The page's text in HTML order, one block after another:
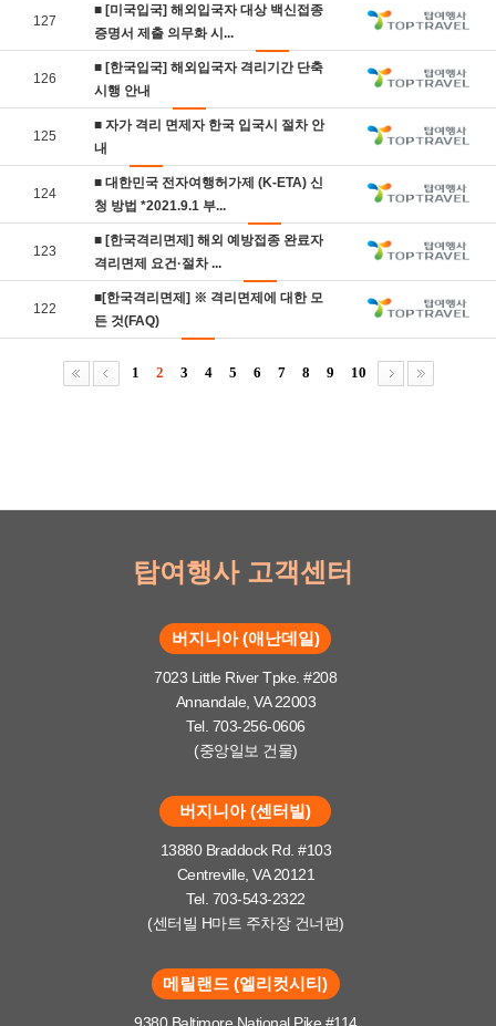
127
■ [미국입국] 해외입국자 대상 백신접종
증명서 제출 의무화 시...
126
■ [한국입국] 해외입국자 격리기간 단축
시행 안내
125
■ 자가 격리 면제자 한국 입국시 절차 안
내
124
■ 대한민국 전자여행허가제 (K-ETA) 신
청 방법 *2021.9.1 부...
123
■ [한국격리면제] 해외 예방접종 완료자
격리면제 요건·절차 ...
122
■[한국격리면제] ※ 격리면제에 대한 모
든 것(FAQ)
1 2 3 4 5 6 7 8 9 10
탑여행사 고객센터
버지니아 (애난데일)
7023 Little River Tpke. #208
Annandale, VA 22003
Tel. 703-256-0606
(중앙일보 건물)
버지니아 (센터빌)
13880 Braddock Rd. #103
Centreville, VA 20121
Tel. 703-543-2322
(센터빌 H마트 주차장 건너편)
메릴랜드 (엘리컷시티)